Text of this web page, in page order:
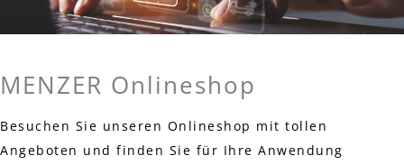
MENZER Onlineshop
Besuchen Sie unseren Onlineshop mit tollen
Angeboten und finden Sie für Ihre Anwendung